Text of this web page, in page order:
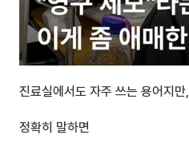
진료실에서도 자주 쓰는 용어지만,
정확히 말하면